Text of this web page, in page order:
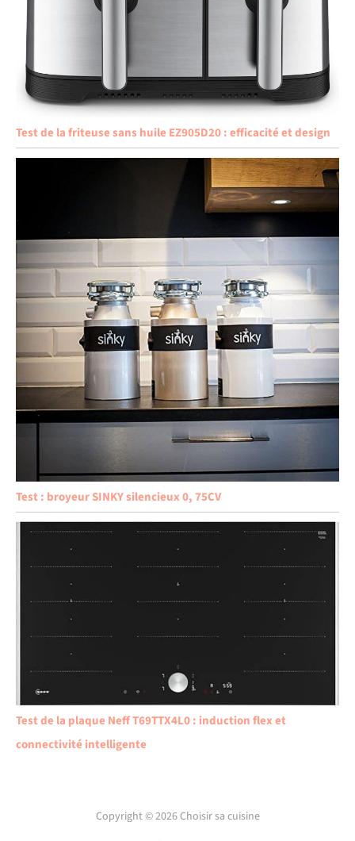
Test de la friteuse sans huile EZ905D20 : efficacité et design
Test : broyeur SINKY silencieux 0, 75CV
Test de la plaque Neff T69TTX4L0 : induction flex et
connectivité intelligente
Copyright © 2026 Choisir sa cuisine